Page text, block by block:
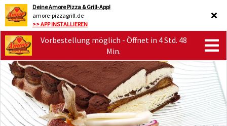
Deine Amore Pizza & Grill-App!
amore-pizzagrill.de
>> APP INSTALLIEREN
Vorbestellung möglich - Öffnet in 4 Std. 48
Min.